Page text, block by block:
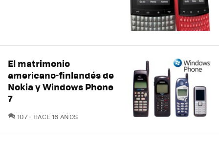
El matrimonio
americano-finlandés de
Nokia y Windows Phone
7
107COMENTARIOS
HACE 16 AÑOS